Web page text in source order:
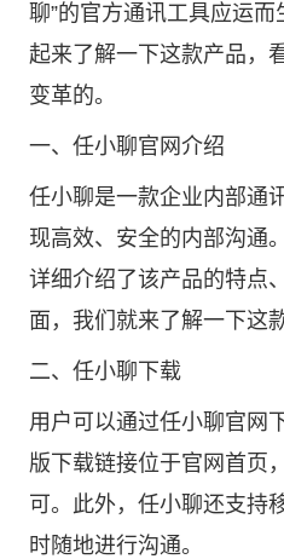
聊”的官方通讯工具应运
起来了解一下这款产品，
变革的。
一、 任小聊官网介绍
任小聊是一款企业内部通
现高效、安全的内部沟通
详细介绍了该产品的特点
面，我们就来了解一下这
二、 任小聊下载
用户可以通过任小聊官网
版下载链接位于官网首页
可。此外，任小聊还支持
时随地进行沟通。